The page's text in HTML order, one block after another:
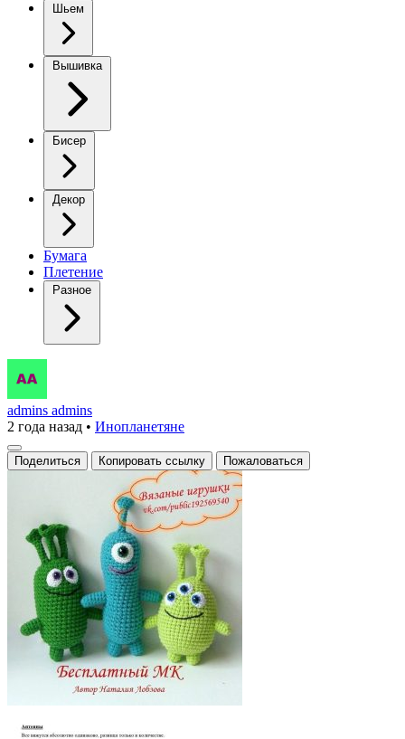
Шьем
Вышивка
Бисер
Декор
Бумага
Плетение
Разное
Чудики
—
Пришельцы
admins admins
2 года назад • Инопланетяне
Поделиться Копировать ссылку Пожаловаться